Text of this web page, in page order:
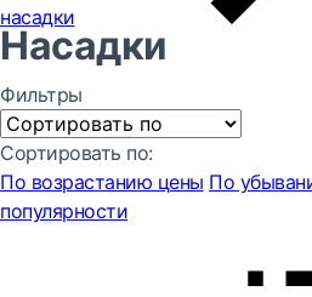
насадки
Насадки
Фильтры
Сортировать по:
По возрастанию цены По
популярности